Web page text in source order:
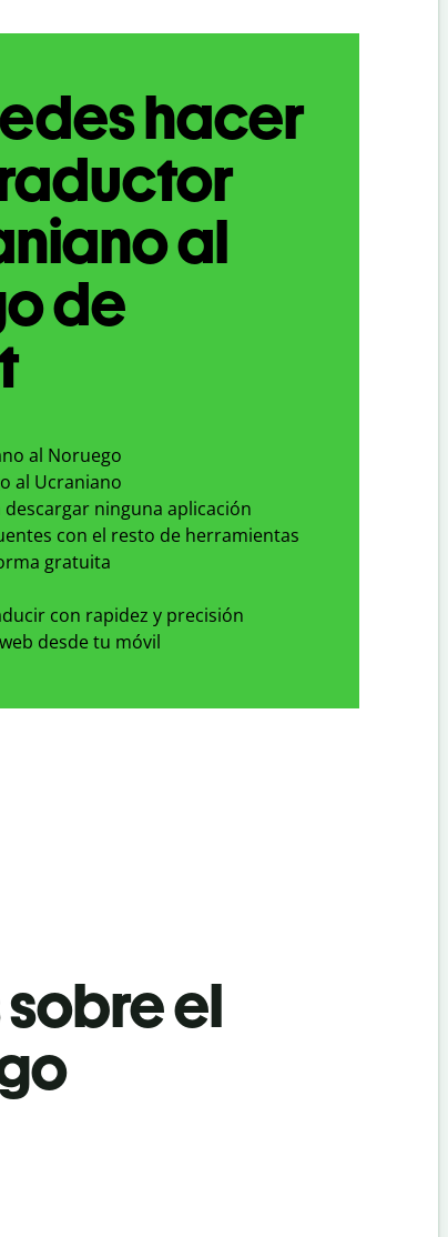
hacer
al
de
al Noruego
al Ucraniano
ninguna aplicación
con el resto de herramientas
gratuita
con rapidez y precisión
desde tu móvil
el